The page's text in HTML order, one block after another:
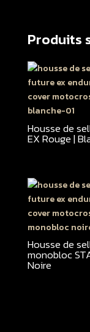
Produits
Housse de
EX Rouge |
Housse de
monobloc
Noire